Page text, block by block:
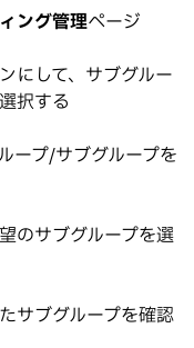
ング管理ページ
にして、サブグルー
択する
ープ/サブグループを
のサブグループを選
サブグループを確認